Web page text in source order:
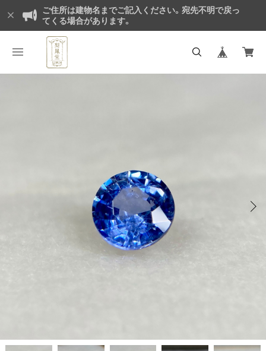
ご住所は建物名までご記入ください。宛先不明で戻っ
てくる場合があります。